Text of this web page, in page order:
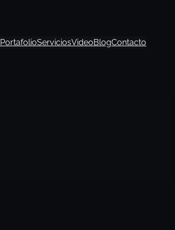
PortafolioServiciosVideoBlogContacto